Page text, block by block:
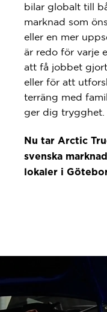
bilar globalt till
marknad som
eller en mer
är redo för varje
att få jobbet
eller för att
terräng med
ger dig trygghet.
Nu tar Arctic
svenska
lokaler i